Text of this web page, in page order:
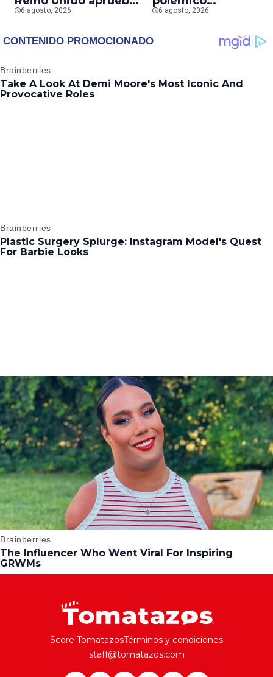
la fusión entre
6 agosto, 2026
presentador que
interpreta en su
nueva película
6 agosto, 2026
Score TomatazosTérminos y condiciones
staff@tomatazos.com